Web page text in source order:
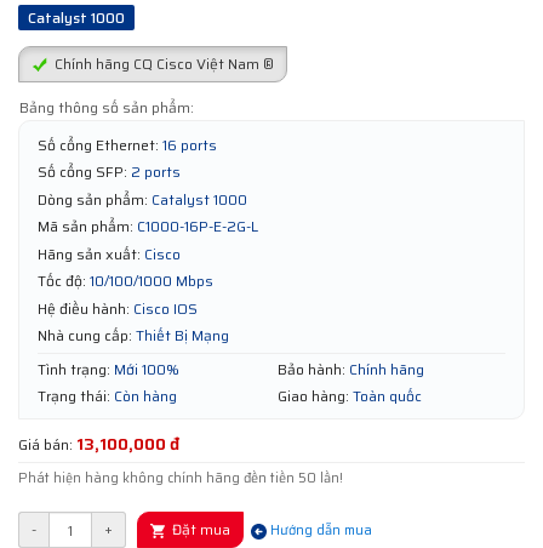
Catalyst 1000
Chính hãng CQ Cisco Việt Nam ®
Bảng thông số sản phẩm:
Số cổng Ethernet: 16 ports
Số cổng SFP: 2 ports
Dòng sản phẩm: Catalyst 1000
Mã sản phẩm: C1000-16P-E-2G-L
Hãng sản xuất: Cisco
Tốc độ: 10/100/1000 Mbps
Hệ điều hành: Cisco IOS
Nhà cung cấp: Thiết Bị Mạng
Tình trạng: Mới 100% Bảo hành: Chính hãng
Trạng thái: Còn hàng Giao hàng: Toàn quốc
Giá bán: 13,100,000 đ
Phát hiện hàng không chính hãng đền tiền 50 lần!
- + Đặt mua Hướng dẫn mua